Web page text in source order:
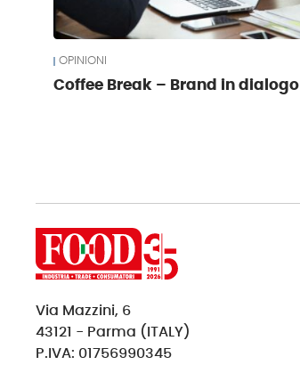
OPINIONI
Coffee Break – Brand in dialogo
Via Mazzini, 6
43121 - Parma (ITALY)
P.IVA: 01756990345